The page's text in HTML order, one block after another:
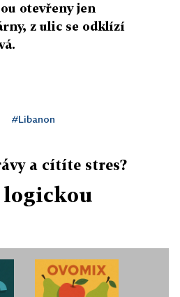
otevřeny jen
z ulic se odklízí
#Libanon
a cítíte stres?
logickou